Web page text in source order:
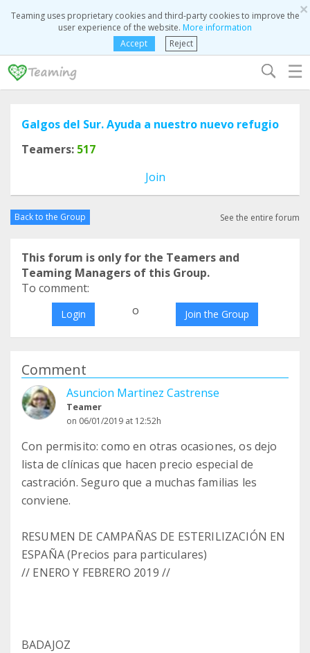
×
Teaming uses proprietary cookies and third-party cookies to improve the
user experience of the website. More information
Accept
Reject
☰
Galgos del Sur. Ayuda a nuestro nuevo refugio
Teamers: 517
Join
Back to the Group See the entire forum
This forum is only for the Teamers and
Teaming Managers of this Group.
To comment:
Login o Join the Group
Comment
Asuncion Martinez Castrense
Teamer
on 06/01/2019 at 12:52h
Con permisito: como en otras ocasiones, os dejo
lista de clínicas que hacen precio especial de
castración. Seguro que a muchas familias les
conviene.
RESUMEN DE CAMPAÑAS DE ESTERILIZACIÓN EN
ESPAÑA (Precios para particulares)
// ENERO Y FEBRERO 2019 //
BADAJOZ